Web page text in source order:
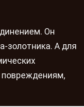
Он
золотника. А для
повреждениям,